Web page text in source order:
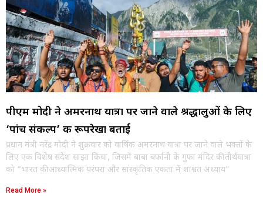
पीएम मोदी ने अमरनाथ यात्रा पर जाने वाले श्रद्धालुओं के लिए
‘पांच संकल्प’ की रूपरेखा बताई
प्रधान मंत्री नरेंद्र मोदी ने शुक्रवार को वार्षिक अमरनाथ यात्रा पर जाने वाले भक्तों के
लिए एक विशेष संदेश साझा किया, जिसमें बाबा बर्फानी के गुफा मंदिर की तीर्थयात्रा
को “भारत की आध्यात्मिक परंपरा और सांस्कृतिक एकता में शाश्वत अध्याय”
Read More »